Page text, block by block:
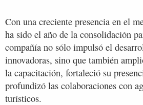
Con una creciente presencia en el
ha sido el año de la consolidación
compañía no sólo impulsó el
innovadoras, sino que también
la capacitación, fortaleció su
profundizó las colaboraciones con
turísticos.